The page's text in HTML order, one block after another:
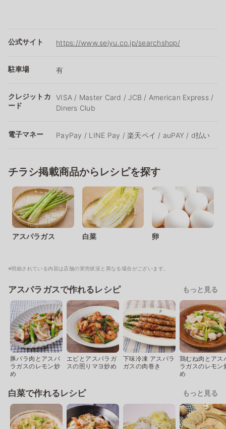
公式サイト https://www.seiyu.co.jp/searchshop/
駐車場 有
クレジットカ
ード
VISA / Master Card / JCB / American Express /
Diners Club
電子マネー PayPay / LINE Pay / 楽天ペイ / auPAY / d払い
チラシ掲載商品からレシピを探す
アスパラガス 白菜 卵
※明細されている内容は店舗の実売状況と異なる場合がございます。
アスパラガスで作れるレシピ もっと見る
豚バラ肉とアスパ
ラガスのレモン炒
め
エビとアスパラガ
スの照りマヨ炒め
下味冷凍 アスパラ
ガスの肉巻き
鶏むね肉とアス
ラガスのレモン
め
白菜で作れるレシピ もっと見る